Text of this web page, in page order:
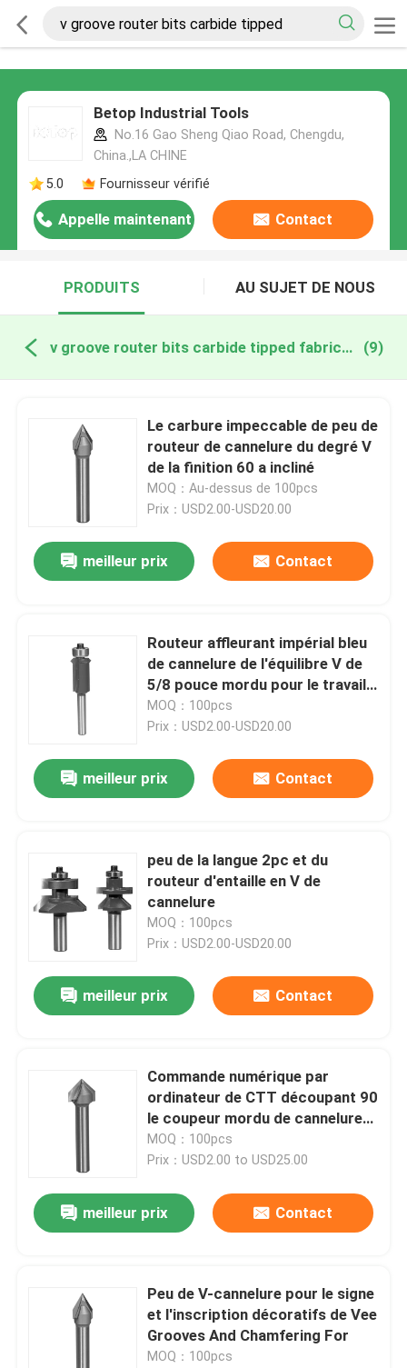
Betop Industrial Tools
No.16 Gao Sheng Qiao Road, Chengdu,
China.,LA CHINE
5.0
Fournisseur vérifié
Appelle maintenant Contact
PRODUITS AU SUJET DE NOUS
v groove router bits carbide tipped fabrication en ligne (9)
Le carbure impeccable de peu de
routeur de cannelure du degré V
de la finition 60 a incliné
MOQ：Au-dessus de 100pcs
Prix：USD2.00-USD20.00
meilleur prix Contact
Routeur affleurant impérial bleu
de cannelure de l'équilibre V de
5/8 pouce mordu pour le travail
du bois
MOQ：100pcs
Prix：USD2.00-USD20.00
meilleur prix Contact
peu de la langue 2pc et du
routeur d'entaille en V de
cannelure
MOQ：100pcs
Prix：USD2.00-USD20.00
meilleur prix Contact
Commande numérique par
ordinateur de CTT découpant 90
le coupeur mordu de cannelure
du degré V longueur de coupe de
3/8 pouce à 1 pouce
MOQ：100pcs
Prix：USD2.00 to USD25.00
meilleur prix Contact
Peu de V-cannelure pour le signe
et l'inscription décoratifs de Vee
Grooves And Chamfering For
MOQ：100pcs